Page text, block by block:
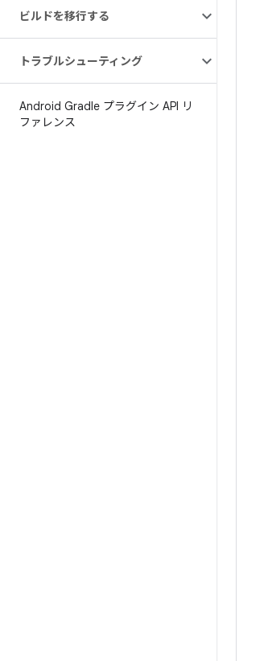
ビルドを移行する
トラブルシューティング
Android Gradle プラグイン API リ
ファレンス